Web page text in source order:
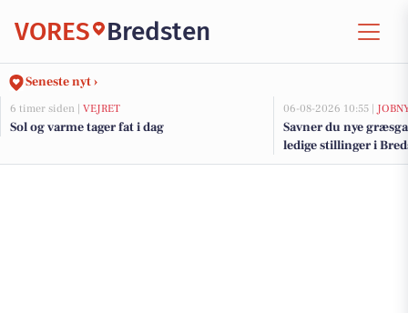
VORES Bredsten
Seneste nyt ›
6 timer siden | VEJRET
Sol og varme tager fat i dag
06-08-2026 10:55 |
Savner du nye
ledige stillinger i